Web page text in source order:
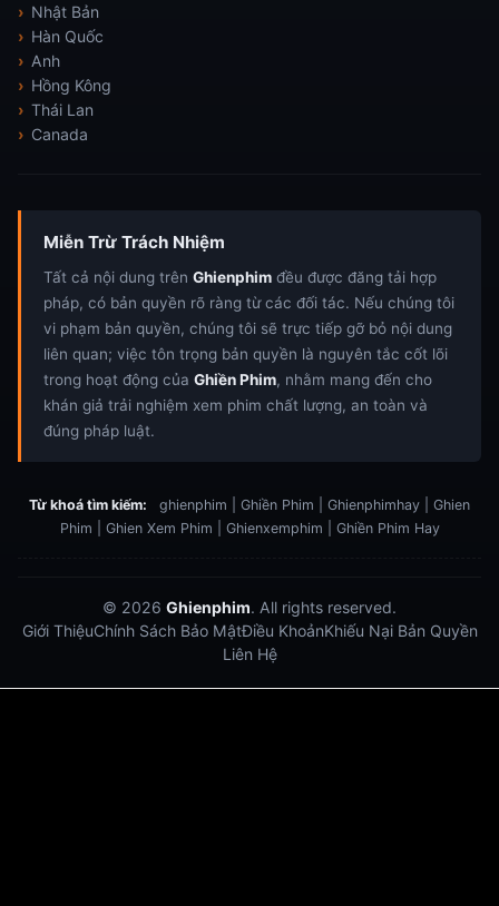
Nhật Bản
Hàn Quốc
Anh
Hồng Kông
Thái Lan
Canada
Miễn Trừ Trách Nhiệm
Tất cả nội dung trên Ghienphim đều được đăng tải hợp
pháp, có bản quyền rõ ràng từ các đối tác. Nếu chúng tôi
vi phạm bản quyền, chúng tôi sẽ trực tiếp gỡ bỏ nội dung
liên quan; việc tôn trọng bản quyền là nguyên tắc cốt lõi
trong hoạt động của Ghiền Phim, nhằm mang đến cho
khán giả trải nghiệm xem phim chất lượng, an toàn và
đúng pháp luật.
Từ khoá tìm kiếm:
ghienphim | Ghiền Phim | Ghienphimhay | Ghien
Phim | Ghien Xem Phim | Ghienxemphim | Ghiền Phim Hay
© 2026 Ghienphim. All rights reserved.
Giới ThiệuChính Sách Bảo MậtĐiều KhoảnKhiếu Nại Bản Quyền
Liên Hệ